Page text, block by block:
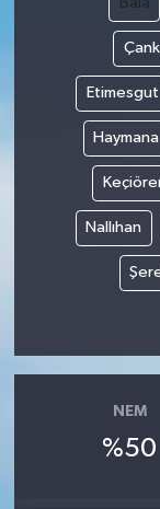
Etimesgut
Haymana
Nallıhan
NEM
%50